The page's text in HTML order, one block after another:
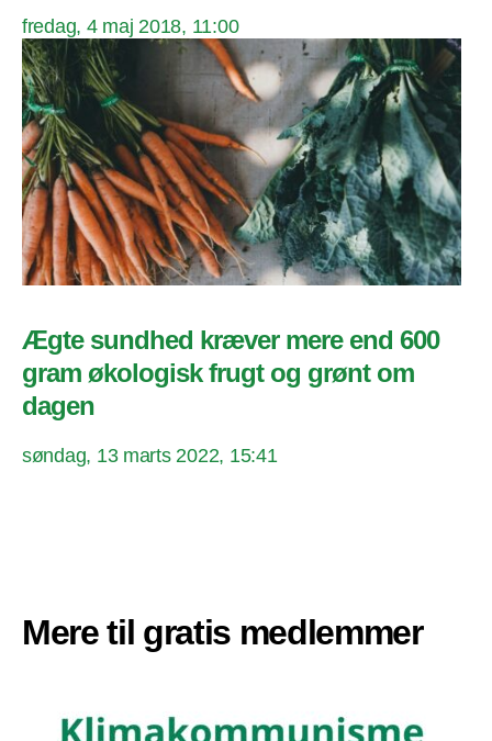
fredag, 4 maj 2018, 11:00
Ægte sundhed kræver mere end 600
gram økologisk frugt og grønt om
dagen
søndag, 13 marts 2022, 15:41
Mere til gratis medlemmer